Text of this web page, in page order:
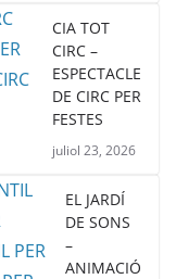
CIA TOT
CIRC –
ESPECTACLE
DE CIRC PER
FESTES
juliol 23, 2026
EL JARDÍ
DE SONS
–
ANIMACIÓ